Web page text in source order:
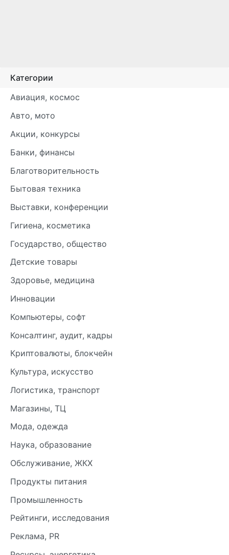
Категории
Авиация, космос
Авто, мото
Акции, конкурсы
Банки, финансы
Благотворительность
Бытовая техника
Выставки, конференции
Гигиена, косметика
Государство, общество
Детские товары
Здоровье, медицина
Инновации
Компьютеры, софт
Консалтинг, аудит, кадры
Криптовалюты, блокчейн
Культура, искусство
Логистика, транспорт
Магазины, ТЦ
Мода, одежда
Наука, образование
Обслуживание, ЖКХ
Продукты питания
Промышленность
Рейтинги, исследования
Реклама, PR